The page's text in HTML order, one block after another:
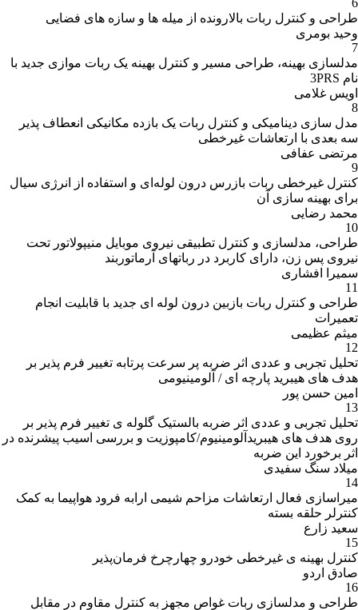
میله ها و سازه های فضایی
بهینه یک ربات موازی جدید با
یک بازده مکانیکی انعطاف پذیر
لوله‌ای و استفاده از انرژی سیال
نیروی موبایل منیپولاتور تحت
آرماتوربند
لوله ای جدید با قابلیت انجام
پرتابه تغییر فرم پذیر بر
گلوله ی تغییر فرم پذیر بر
و بررسی اسیب پیشرنده در
شیمی ارابه فرود هواپیما به کمک
فرمان‌پذیر
به کنترل مقاوم در مقابل